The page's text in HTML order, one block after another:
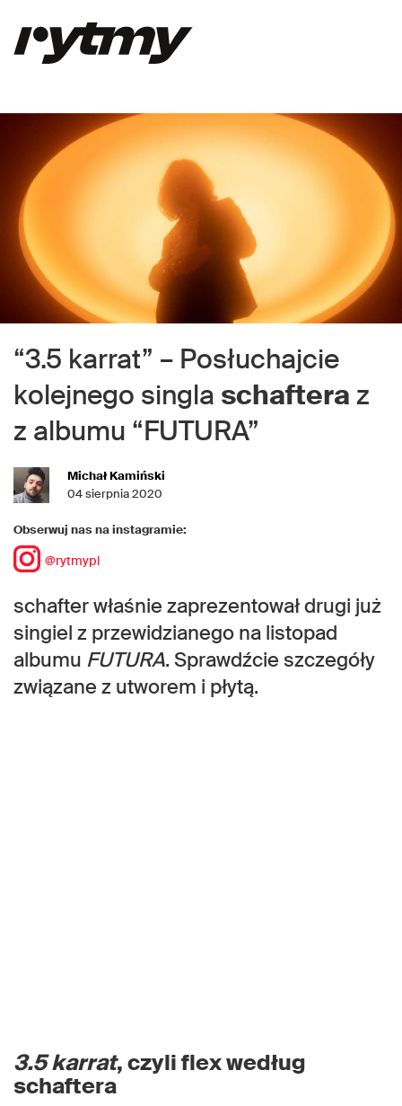
“3.5 karrat” – Posłuchajcie
kolejnego singla schaftera z
z albumu “FUTURA”
Michał Kamiński
04 sierpnia 2020
Obserwuj nas na instagramie:
@rytmypl
schafter właśnie zaprezentował drugi już
singiel z przewidzianego na listopad
albumu FUTURA. Sprawdźcie szczegóły
związane z utworem i płytą.
3.5 karrat, czyli flex według
schaftera